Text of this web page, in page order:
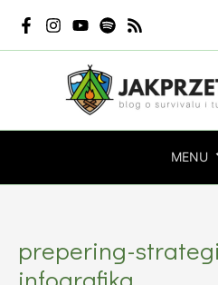
treści
MENU
prepering-
infografika